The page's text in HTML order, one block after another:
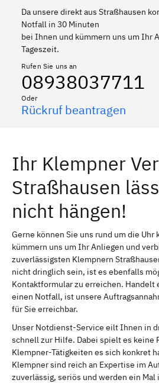
Da unsere direkt aus Straßhausen
Notfall in 30 Minuten
bei Ihnen und kümmern uns um Ihr
Tageszeit.
Rufen Sie uns an
08938037711
Oder
Rückruf beantragen
Ihr Klempner
Straßhausen
nicht hängen!
Gerne können Sie uns rund um die Uhr
kümmern uns um Ihr Anliegen und
zuverlässigsten Klempnern
nicht dringlich sein, ist es ebenfalls
Kontaktformular zu erreichen. Handelt
einen Notfall, ist unsere
für Sie erreichbar.
Unser Notdienst-Service eilt Ihnen in
schnell zur Hilfe. Dabei spielt es keine
Klempner-Tätigkeiten es sich konkret
Klempner sind reich an Expertise im
zuverlässig, seriös und werden ein Mal